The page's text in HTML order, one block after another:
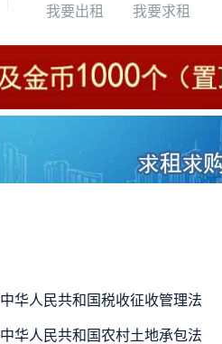
我要出租 我要求租
中华人民共和国税收征收管理法
中华人民共和国农村土地承包法